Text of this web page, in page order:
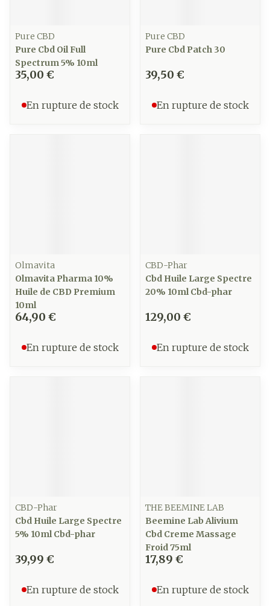
Pure CBD
Pure Cbd Oil Full
Spectrum 5% 10ml
35,00 €
En rupture de stock
Pure CBD
Pure Cbd Patch 30
39,50 €
En rupture de stock
Olmavita
Olmavita Pharma 10%
Huile de CBD Premium
10ml
64,90 €
En rupture de stock
CBD-Phar
Cbd Huile Large Spectre
20% 10ml Cbd-phar
129,00 €
En rupture de stock
CBD-Phar
Cbd Huile Large Spectre
5% 10ml Cbd-phar
39,99 €
En rupture de stock
THE BEEMINE LAB
Beemine Lab Alivium
Cbd Creme Massage
Froid 75ml
17,89 €
En rupture de stock